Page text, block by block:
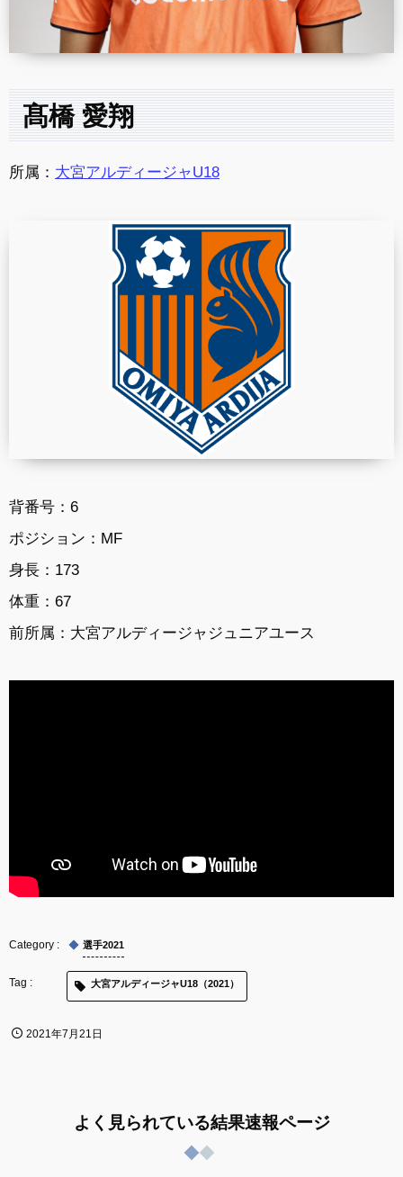
髙橋 愛翔
所属： 大宮アルディージャU18
背番号：6
ポジション： MF
身長： 173
体重： 67
前所属： 大宮アルディージャジュニアユース
選手2021
大宮アルディージャU18（2021）
2021年7月21日
よく見られている結果速報ページ